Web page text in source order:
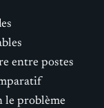
entre postes
le problème